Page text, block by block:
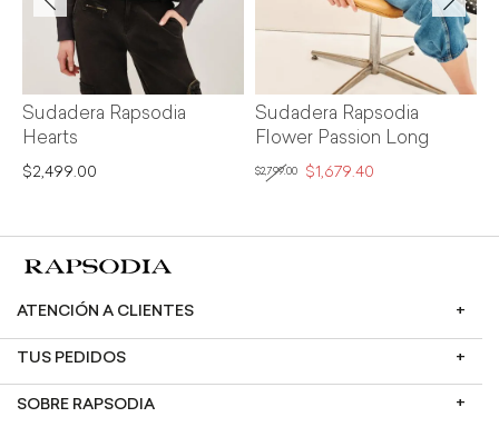
Sudadera Rapsodia
Hearts
$2,499.00
Sudadera Rapsodia
Flower Passion Long
$2,799.00 $1,679.40
ATENCIÓN A CLIENTES
TUS PEDIDOS
SOBRE RAPSODIA